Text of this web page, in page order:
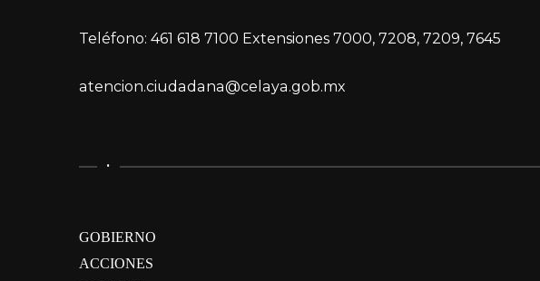
Teléfono: 461 618 7100 Extensiones 7000, 7208, 7209, 7645
atencion.ciudadana@celaya.gob.mx
.
GOBIERNO
ACCIONES